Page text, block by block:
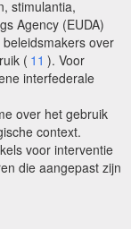
stimulantia,
Agency (EUDA)
over
( 11 ). Voor
interfederale
over het gebruik
context.
voor interventie
die aangepast zijn